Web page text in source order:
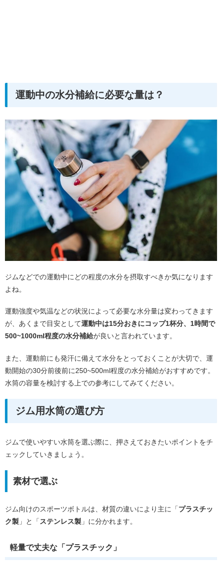
運動中の水分補給に必要な量は？
ジムなどでの運動中にどの程度の水分を摂取すべきか気になります
よね。
運動強度や気温などの状況によって必要な水分量は変わってきます
が、あくまで目安として運動中は15分おきにコップ1杯分、1時間で
500~1000ml程度の水分補給が良いと言われています。
また、運動前にも発汗に備えて水分をとっておくことが大切で、運
動開始の30分前後前に250~500ml程度の水分補給がおすすめです。
水筒の容量を検討する上での参考にしてみてください。
ジム用水筒の選び方
ジムで使いやすい水筒を選ぶ際に、押さえておきたいポイントをチ
ェックしていきましょう。
素材で選ぶ
ジム向けのスポーツボトルは、材質の違いにより主に「プラスチッ
ク製 」と「ステンレス製 」に分かれます。
軽量で丈夫な「プラスチック」